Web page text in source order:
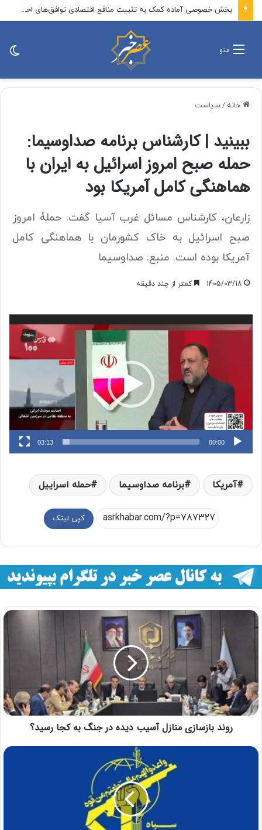
فرزند شهید علی لاریجانی: در ماجرای رد صلاحیت پدرم، آقای اژه‌ای مردانه ایستاد، حکم صادر شد و دست آنهایی که پرونده‌سازی کردند رو شد / در نهایت، موضوع در قالب نامه‌ای به اطلاع رهبر انقلاب نیز رسید
منو
خانه /سیاست
ببینید | کارشناس برنامه صداوسیما:
حمله صبح امروز اسرائیل به ایران با
هماهنگی کامل آمریکا بود
زارعان، کارشناس مسائل غرب آسیا گفت: حملۀ امروز
صبح اسرائیل به خاک کشورمان با هماهنگی کامل
آمریکا بوده است. منبع: صداوسیما
1405/03/18 کمتر از چند دقیقه
نمایشگر
00:00
03:13
آمریکا برنامه صداوسیما حمله اسراییل
کپی لینک
روند بازسازی منازل آسیب دیده در جنگ به کجا رسید؟